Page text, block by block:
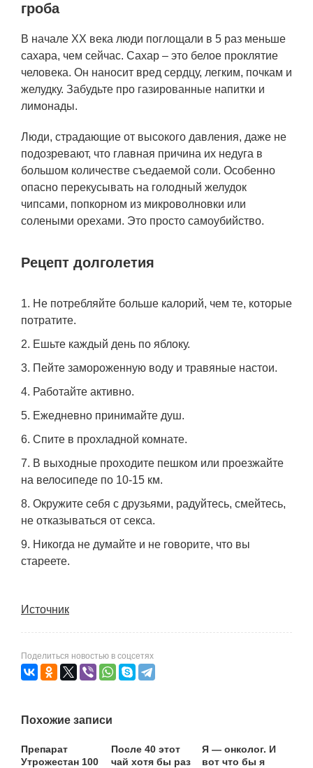
гроба
В начале XX века люди поглощали в 5 раз меньше
сахара, чем сейчас. Сахар – это белое проклятие
человека. Он наносит вред сердцу, легким, почкам и
желудку. Забудьте про газированные напитки и
лимонады.
Люди, страдающие от высокого давления, даже не
подозревают, что главная причина их недуга в
большом количестве съедаемой соли. Особенно
опасно перекусывать на голодный желудок
чипсами, попкорном из микроволновки или
солеными орехами. Это просто самоубийство.
Рецепт долголетия
Не потребляйте больше калорий, чем те, которые
потратите.
Ешьте каждый день по яблоку.
Пейте замороженную воду и травяные настои.
Работайте активно.
Ежедневно принимайте душ.
Спите в прохладной комнате.
В выходные проходите пешком или проезжайте
на велосипеде по 10-15 км.
Окружите себя с друзьями, радуйтесь, смейтесь,
не отказываться от секса.
Никогда не думайте и не говорите, что вы
стареете.
Источник
Поделиться новостью в соцсетях
Похожие записи
Препарат
Утрожестан 100
После 40 этот
чай хотя бы раз
Я — онколог. И
вот что бы я